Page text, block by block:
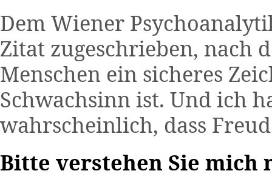
Dem Wiener
Zitat zugeschrieben, nach
Menschen ein sicheres
Schwachsinn ist. Und ich
wahrscheinlich, dass
Bitte verstehen Sie mich